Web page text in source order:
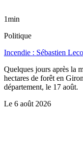
1min
Politique
Incendie : Sébastien
Quelques jours après la
hectares de forêt en
département, le 17 août.
Le 6 août 2026